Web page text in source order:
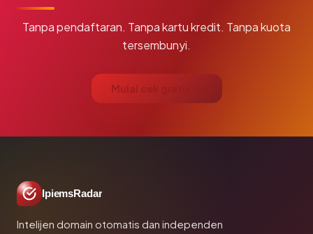
Tanpa pendaftaran. Tanpa kartu kredit. Tanpa kuota
tersembunyi.
Mulai cek gratis →
IpiemsRadar
Intelijen domain otomatis dan independen